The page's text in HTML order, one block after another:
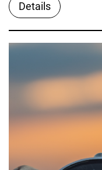
Details